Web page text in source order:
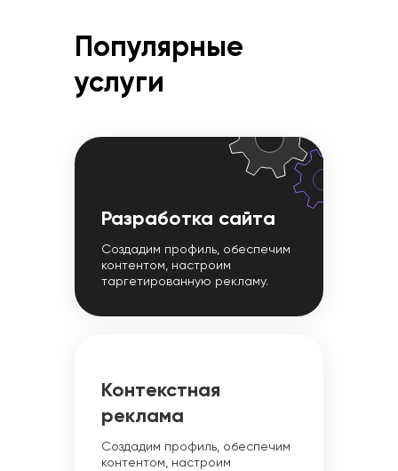
Популярные
услуги
Разработка сайта
Создадим профиль, обеспечим
контентом, настроим
таргетированную рекламу.
Контекстная
реклама
Создадим профиль, обеспечим
контентом, настроим